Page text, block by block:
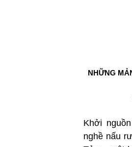
NHỮNG
Khởi
nghề nấu